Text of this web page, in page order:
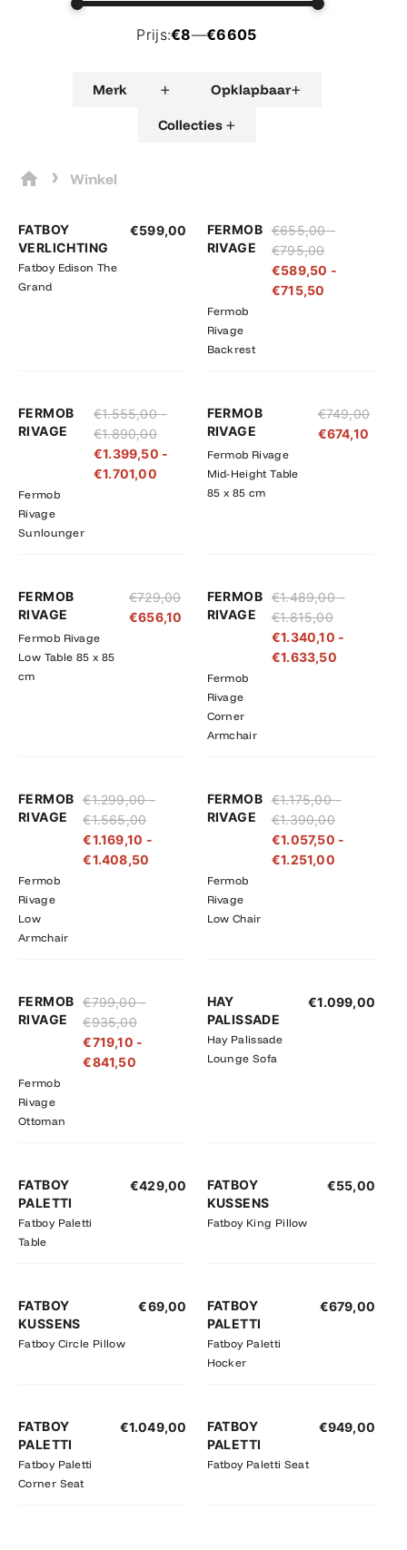
Prijs:€8—€6605
Merk + Opklapbaar+
Collecties +
› Winkel
FATBOY
VERLICHTING
Fatboy Edison The
Grand
€599,00
FERMOB
RIVAGE
Fermob
Rivage
Backrest
€655,00 -
€795,00
€655,00
tot
€795,00
€589,50 -
€715,50
€589,50
tot
€715,50
FERMOB
RIVAGE
Fermob
Rivage
Sunlounger
€1.555,00 -
€1.890,00
€1.555,00
tot
€1.890,00
€1.399,50 -
€1.701,00
€1.399,50
tot
€1.701,00
FERMOB
RIVAGE
Fermob Rivage
Mid-Height Table
85 x 85 cm
€749,00
€674,10
FERMOB
RIVAGE
Fermob Rivage
Low Table 85 x 85
cm
€729,00
€656,10
FERMOB
RIVAGE
Fermob
Rivage
Corner
Armchair
€1.489,00 -
€1.815,00
€1.489,00
tot
€1.815,00
€1.340,10 -
€1.633,50
€1.340,10
€1.633,50
FERMOB
RIVAGE
Fermob
Rivage
Low
Armchair
€1.299,00 -
€1.565,00
€1.299,00
tot
€1.565,00
€1.169,10 -
€1.408,50
€1.169,10
€1.408,50
FERMOB
RIVAGE
Fermob
Rivage
Low Chair
€1.175,00 -
€1.390,00
€1.175,00
tot
€1.390,00
€1.057,50 -
€1.251,00
€1.057,50
tot
€1.251,00
FERMOB
RIVAGE
Fermob
Rivage
Ottoman
€799,00 -
€935,00
€799,00
tot
€935,00
€719,10 -
€841,50
€719,10
tot
€841,50
HAY
PALISSADE
Hay Palissade
Lounge Sofa
€1.099,00
FATBOY
PALETTI
Fatboy Paletti
Table
€429,00
FATBOY
KUSSENS
Fatboy King Pillow
€55,00
FATBOY
KUSSENS
Fatboy Circle Pillow
€69,00
FATBOY
PALETTI
Fatboy Paletti
Hocker
€679,00
FATBOY
PALETTI
Fatboy Paletti
Corner Seat
€1.049,00
FATBOY
PALETTI
Fatboy Paletti Seat
€949,00